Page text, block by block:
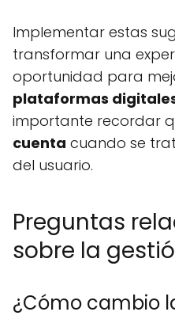
Implementar estas
transformar una
oportunidad para
plataformas
importante recordar
cuenta cuando se
del usuario.
Preguntas
sobre la
¿Cómo cambio